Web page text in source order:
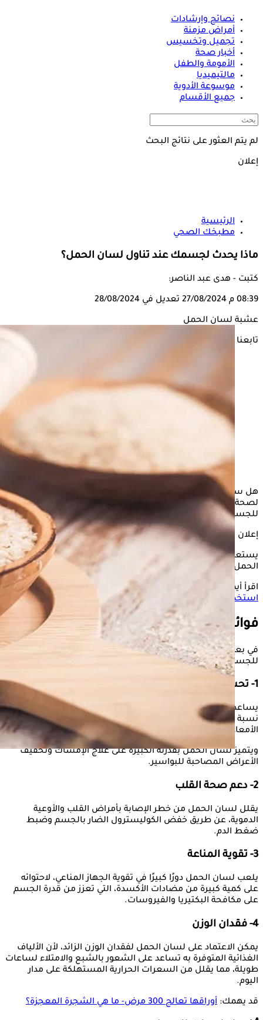
نصائح وإرشادات
أمراض مزمنة
تجميل وتخسيس
أخبار صحة
الأمومة والطفل
مالتيميديا
موسوعة الأدوية
جميع الأقسام
لم يتم العثور على نتائج البحث
إعلان
الرئيسية
مطبخك الصحي
ماذا يحدث لجسمك عند تناول لسان الحمل؟
كتبت - هدى عبد الناصر:
08:39 م 27/08/2024 تعديل في 28/08/2024
عشبة لسان الحمل
تابعنا على
هل سمعت من قبل عن لسان الحمل؟ هو أحد الأعشاب المفيدة
لصحة الإنسان، لاحتوائه على العديد من العناصر الغذائية الضرورية
للجسم، لكنه قد يسبب بعض الأضرار.
إعلان
يستعرض "الكونسلتو" في التقرير التالي، فوائد وأضرار لسان
الحمل، وفقًا لموقع "WebMD".
اقرأ أيضًا:
8 أعشاب شائعة في الطب البديل.. إليك أبرز
استخداماتها
فوائد لسان الحمل
في بعض الدراسات، وجد الباحثون أن عشب
للجسم الفوائد التالية:
1- تحسين صحة الجهاز الهضمي
يساعد لسان الحمل على تعزيز صحة الجهاز الهضمي، لاحتوائه على
نسبة جيدة من الألياف الغذائية، التي تساهم في تحسين حركة
الأمعاء وتسهيل عمليتي الهضم والإخراج.
ويتميز لسان الحمل بقدرته الكبيرة على علاج الإمساك وتخفيف
الأعراض المصاحبة للبواسير.
2- دعم صحة القلب
يقلل لسان الحمل من خطر الإصابة بأمراض القلب والأوعية
الدموية، عن طريق خفض الكوليسترول الضار بالجسم وضبط
ضغط الدم.
3- تقوية المناعة
يلعب لسان الحمل دورًا كبيرًا في تقوية الجهاز المناعي، لاحتوائه
على كمية كبيرة من مضادات الأكسدة، التي تعزز من قدرة الجسم
على مكافحة البكتيريا والفيروسات.
4- فقدان الوزن
يمكن الاعتماد على لسان الحمل لفقدان الوزن الزائد، لأن الألياف
الغذائية المتوفرة به تساعد على الشعور بالشبع والامتلاء لساعات
طويلة، مما يقلل من السعرات الحرارية المستهلكة على مدار
اليوم.
قد يهمك: أوراقها تعالج 300 مرض- ما هي الشجرة المعجزة؟